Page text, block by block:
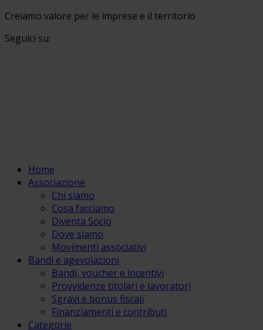
Creiamo valore per le imprese e il territorio
Seguici su:
Home
Associazione
Chi siamo
Cosa facciamo
Diventa Socio
Dove siamo
Movimenti associativi
Bandi e agevolazioni
Bandi, voucher e incentivi
Provvidenze titolari e lavoratori
Sgravi e bonus fiscali
Finanziamenti e contributi
Categorie